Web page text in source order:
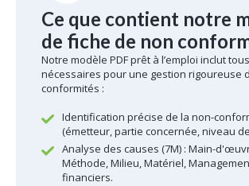
Ce que contient notre
de fiche de non
Notre modèle PDF prêt à l’emploi inclut
nécessaires pour une gestion rigoureuse
conformités :
Identification précise de la non-
(émetteur, partie concernée, niveau
Analyse des causes (7M) : Main-
Méthode, Milieu, Matériel,
financiers.